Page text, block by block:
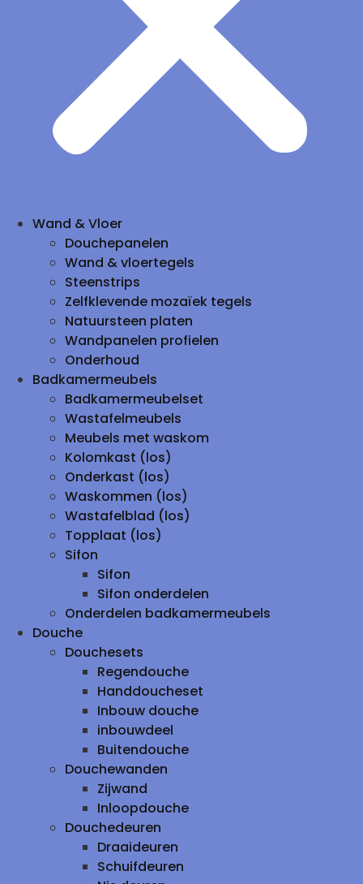
Wand & Vloer
Douchepanelen
Wand & vloertegels
Steenstrips
Zelfklevende mozaïek tegels
Natuursteen platen
Wandpanelen profielen
Onderhoud
Badkamermeubels
Badkamermeubelset
Wastafelmeubels
Meubels met waskom
Kolomkast (los)
Onderkast (los)
Waskommen (los)
Wastafelblad (los)
Topplaat (los)
Sifon
Sifon
Sifon onderdelen
Onderdelen badkamermeubels
Douche
Douchesets
Regendouche
Handdoucheset
Inbouw douche
inbouwdeel
Buitendouche
Douchewanden
Zijwand
Inloopdouche
Douchedeuren
Draaideuren
Schuifdeuren